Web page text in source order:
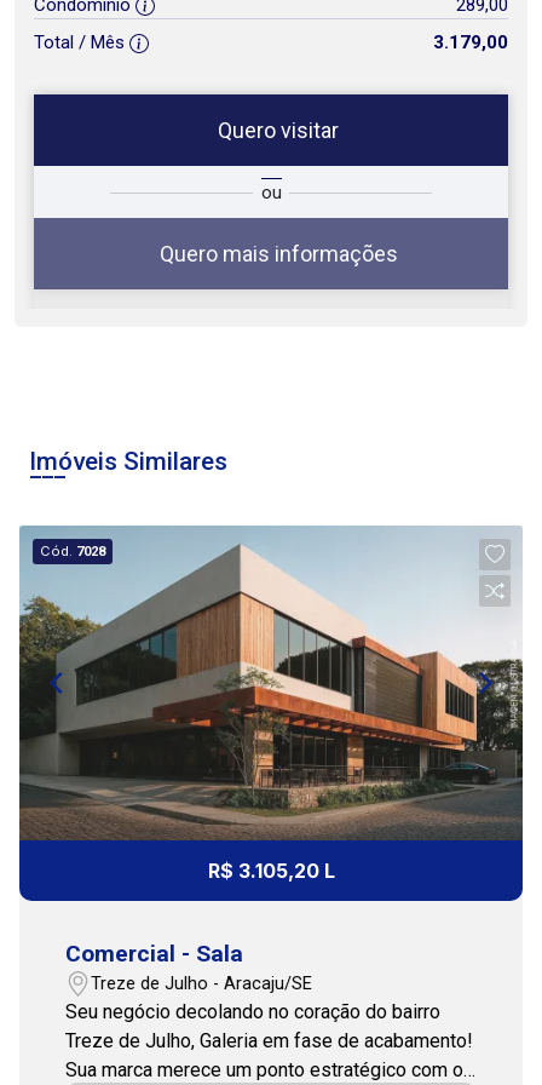
Condomínio
289,00
Total / Mês
3.179,00
Quero visitar
ou
Quero mais informações
Qual o melhor dia e horário para
você?
11
10:00
11:00
12:00
14:00
Continuar
Imóveis Similares
Cód. 7028
R$ 3.105,20 L
Comercial - Sala
Treze de Julho - Aracaju/SE
Seu negócio decolando no coração do bairro
Treze de Julho, Galeria em fase de acabamento!
Sua marca merece um ponto estratégico com o